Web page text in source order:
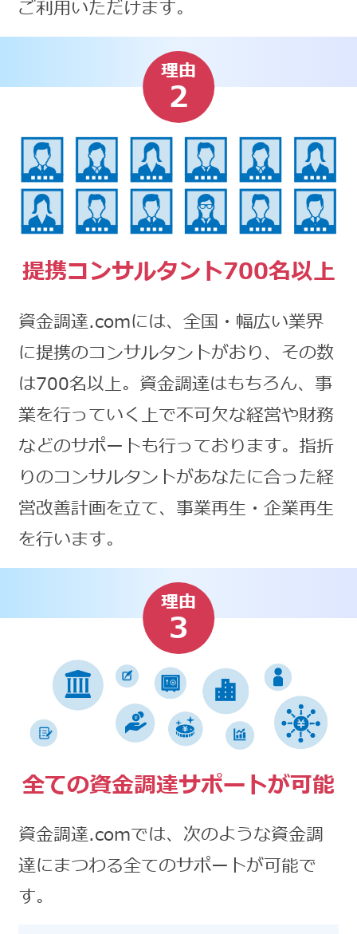
ご利用いただけます。
理由
2
提携コンサルタント700名以上
資金調達.comには、全国・幅広い業界
に提携のコンサルタントがおり、その数
は700名以上。資金調達はもちろん、事
業を行っていく上で不可欠な経営や財務
などのサポートも行っております。指折
りのコンサルタントがあなたに合った経
営改善計画を立て、事業再生・企業再生
を行います。
理由
3
全ての資金調達サポートが可能
資金調達.comでは、次のような資金調
達にまつわる全てのサポートが可能で
す。